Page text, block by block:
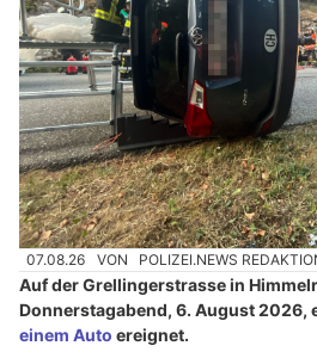
07.08.26 VON POLIZEI.NEWS
Auf der Grellingerstrasse in
Donnerstagabend, 6. August 2026,
einem Auto ereignet.